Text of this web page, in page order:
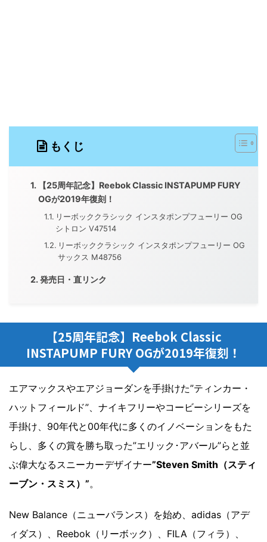
もくじ
【25周年記念】Reebok Classic INSTAPUMP FURY
OGが2019年復刻！
リーボッククラシック インスタポンプフューリー OG
シトロン V47514
リーボッククラシック インスタポンプフューリー OG
サックス M48756
発売日・直リンク
【25周年記念】Reebok Classic
INSTAPUMP FURY OGが2019年復刻！
エアマックスやエアジョーダンを手掛けた”ティンカー・
ハットフィールド”、ナイキフリーやコービーシリーズを
手掛け、90年代と00年代に多くのイノベーションをもた
らし、多くの賞を勝ち取った”エリック･アバール”らと並
ぶ偉大なるスニーカーデザイナー”Steven Smith（スティ
ーブン・スミス）”。
New Balance（ニューバランス）を始め、adidas（アデ
ィダス）、Reebok（リーボック）、FILA（フィラ）、